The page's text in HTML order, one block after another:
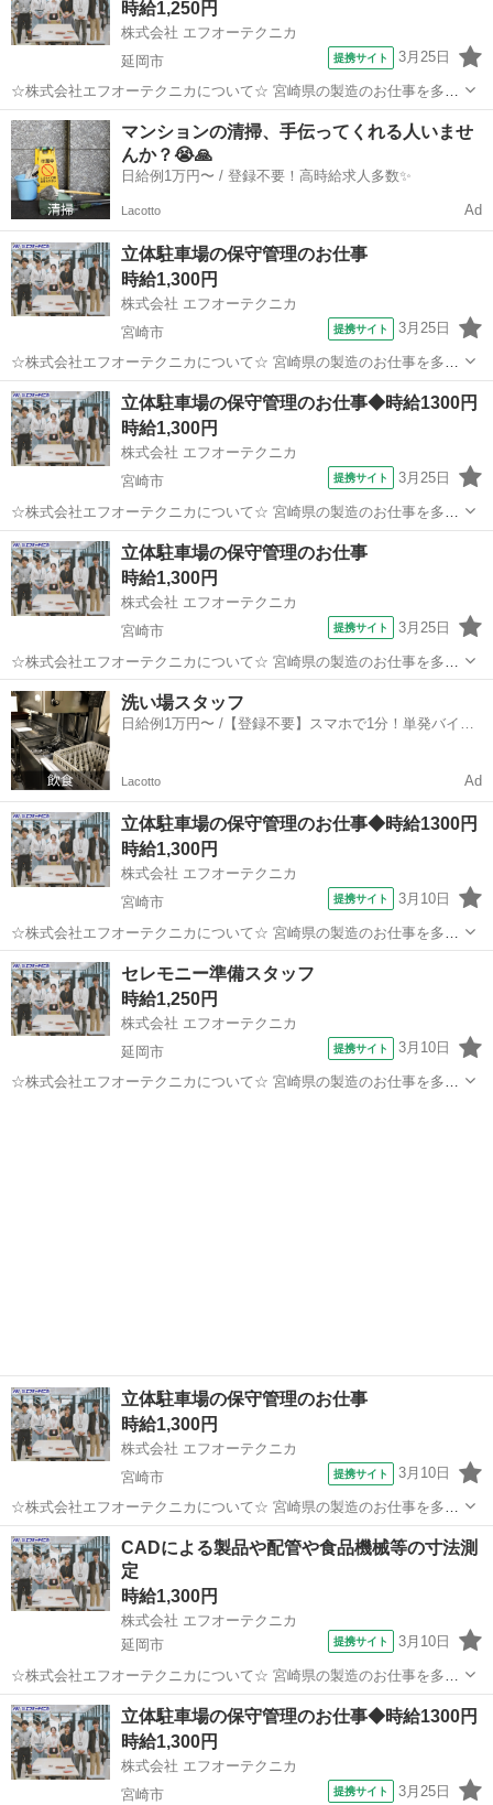
ーテクニカ」でご登録がある...
時給1,250円
株式会社 エフオーテクニカ
延岡市
提携サイト 3月25日
☆株式会社エフオーテクニカについて☆ 宮崎県の製造のお仕事を多数
取り扱っています♪ 半導体に関するのお仕事で幅広い実績があり、 未
経験でも始められる充実したOJT教育もございます！ 【既に「エフオ
ーテクニカ」でご登録がある...
宮崎 延岡市
マンションの清掃、手伝ってくれる人いませ
んか？😭🙏
日給例1万円〜 / 登録不要！高時給求人多数✨
Lacotto Ad
立体駐車場の保守管理のお仕事
時給1,300円
株式会社 エフオーテクニカ
宮崎市
提携サイト 3月25日
☆株式会社エフオーテクニカについて☆ 宮崎県の製造のお仕事を多数
取り扱っています♪ 半導体に関するのお仕事で幅広い実績があり、 未
経験でも始められる充実したOJT教育もございます！ 【既に「エフオ
ーテクニカ」でご登録がある...
宮崎 宮崎市 その他
立体駐車場の保守管理のお仕事◆時給1300円
時給1,300円
株式会社 エフオーテクニカ
宮崎市
提携サイト 3月25日
☆株式会社エフオーテクニカについて☆ 宮崎県の製造のお仕事を多数
取り扱っています♪ 半導体に関するのお仕事で幅広い実績があり、 未
経験でも始められる充実したOJT教育もございます！ 【既に「エフオ
ーテクニカ」でご登録がある...
宮崎 宮崎市 その他
立体駐車場の保守管理のお仕事
時給1,300円
株式会社 エフオーテクニカ
宮崎市
提携サイト 3月25日
☆株式会社エフオーテクニカについて☆ 宮崎県の製造のお仕事を多数
取り扱っています♪ 半導体に関するのお仕事で幅広い実績があり、 未
経験でも始められる充実したOJT教育もございます！ 【既に「エフオ
ーテクニカ」でご登録がある...
宮崎 宮崎市 その他
洗い場スタッフ
日給例1万円〜 /【登録不要】スマホで1分！単発バイト
Lacotto Ad
立体駐車場の保守管理のお仕事◆時給1300円
時給1,300円
株式会社 エフオーテクニカ
宮崎市
提携サイト 3月10日
☆株式会社エフオーテクニカについて☆ 宮崎県の製造のお仕事を多数
取り扱っています♪ 半導体に関するのお仕事で幅広い実績があり、 未
経験でも始められる充実したOJT教育もございます！ 【既に「エフオ
ーテクニカ」でご登録がある...
宮崎 宮崎市
セレモニー準備スタッフ
時給1,250円
株式会社 エフオーテクニカ
延岡市
提携サイト 3月10日
☆株式会社エフオーテクニカについて☆ 宮崎県の製造のお仕事を多数
立体駐車場の保守管理のお仕事
時給1,300円
株式会社 エフオーテクニカ
宮崎市
提携サイト 3月10日
☆株式会社エフオーテクニカについて☆ 宮崎県の製造のお仕事を多数
取り扱っています♪ 半導体に関するのお仕事で幅広い実績があり、 未
経験でも始められる充実したOJT教育もございます！ 【既に「エフオ
ーテクニカ」でご登録がある...
宮崎 宮崎市 その他
CADによる製品や配管や食品機械等の寸法測
定
時給1,300円
株式会社 エフオーテクニカ
延岡市
提携サイト 3月10日
☆株式会社エフオーテクニカについて☆ 宮崎県の製造のお仕事を多数
取り扱っています♪ 半導体に関するのお仕事で幅広い実績があり、 未
経験でも始められる充実したOJT教育もございます！ 【既に「エフオ
ーテクニカ」でご登録がある...
宮崎 延岡市 その他
立体駐車場の保守管理のお仕事◆時給1300円
時給1,300円
株式会社 エフオーテクニカ
宮崎市
提携サイト 3月25日